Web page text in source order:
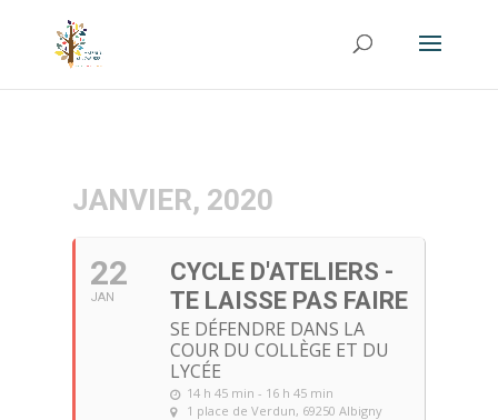
JANVIER, 2020
22
JAN
CYCLE D'ATELIERS -
TE LAISSE PAS FAIRE
SE DÉFENDRE DANS LA
COUR DU COLLÈGE ET DU
LYCÉE
14 h 45 min - 16 h 45 min
1 place de Verdun, 69250 Albigny